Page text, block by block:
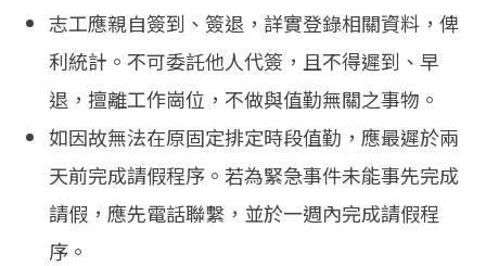
志工應親自簽到、簽退，詳實登錄相關資料，俾
利統計。不可委託他人代簽，且不得遲到、早
退，擅離工作崗位，不做與值勤無關之事物。
如因故無法在原固定排定時段值勤，應最遲於兩
天前完成請假程序。若為緊急事件未能事先完成
請假，應先電話聯繫，並於一週內完成請假程
序。